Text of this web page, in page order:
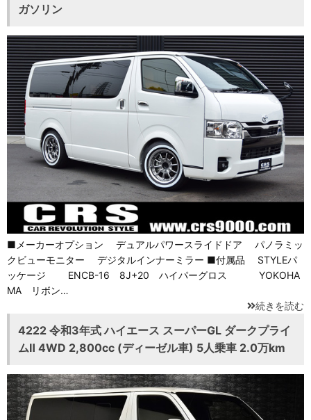
ガソリン
■メーカーオプション デュアルパワースライドドア パノラミッ
クビューモニター デジタルインナーミラー ■付属品 STYLEパ
ッケージ ENCB-16 8J+20 ハイパーグロス YOKOHA
MA リボン…
続きを読む
4222 令和3年式 ハイエース スーパーGL ダークプライ
ムⅡ 4WD 2,800cc (ディーゼル車) 5人乗車 2.0万km